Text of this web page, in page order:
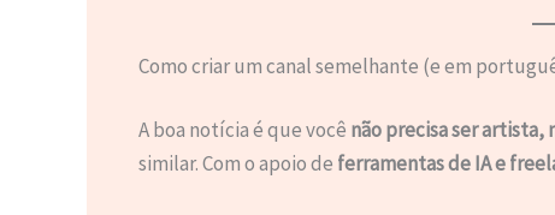
Como criar um canal semelhante (e em
A boa notícia é que você não precisa ser artista,
similar. Com o apoio de ferramentas de IA e